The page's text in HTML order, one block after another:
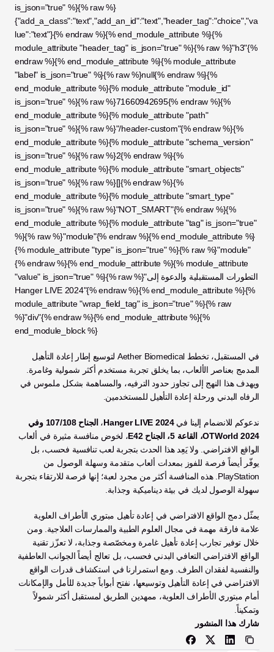
is_json="true" %}{% raw %}
{"add_a_class":"text","add_an_id":"text","header_tag":"choice","va
lue":"text"}{% endraw %}{% end_module_attribute %}{%
module_attribute "header_tag" is_json="true" %}{% raw %}"h3"{%
endraw %}{% end_module_attribute %}{% module_attribute
"label" is_json="true" %}{% raw %}null{% endraw %}{%
end_module_attribute %}{% module_attribute "module_id"
is_json="true" %}{% raw %}71660942695{% endraw %}{%
end_module_attribute %}{% module_attribute "path"
is_json="true" %}{% raw %}"/header-custom"{% endraw %}{%
end_module_attribute %}{% module_attribute "schema_version"
is_json="true" %}{% raw %}2{% endraw %}{%
end_module_attribute %}{% module_attribute "smart_objects"
is_json="true" %}{% raw %}[]{% endraw %}{%
end_module_attribute %}{% module_attribute "smart_type"
is_json="true" %}{% raw %}"NOT_SMART"{% endraw %}{%
end_module_attribute %}{% module_attribute "tag" is_json="true"
%}{% raw %}"module"{% endraw %}{% end_module_attribute %}
{% module_attribute "type" is_json="true" %}{% raw %}"module"
{% endraw %}{% end_module_attribute %}{% module_attribute
"value" is_json="true" %}{% raw %}"التطورات المستقبلية والدعوة إلى
Hanger LIVE 2024"{% endraw %}{% end_module_attribute %}{%
module_attribute "wrap_field_tag" is_json="true" %}{% raw
%}"div"{% endraw %}{% end_module_attribute %}{%
end_module_block %}
الرفاه البدني ورحلة إعادة التأهيل للمستخدمين.
ندعوكم للانضمام إلينا في Hanger LIVE 2024،
OTWorld 2024، القاعة 5، الجناح E42
سهولة الوصول لديك في بيئة ديناميكية وجذابة.
أمام مبتوري الأطراف العلوية، ممهدين الطريق لمستقبل أكثر شمولاً
وتمكيناً.
شارك هذا المنشور